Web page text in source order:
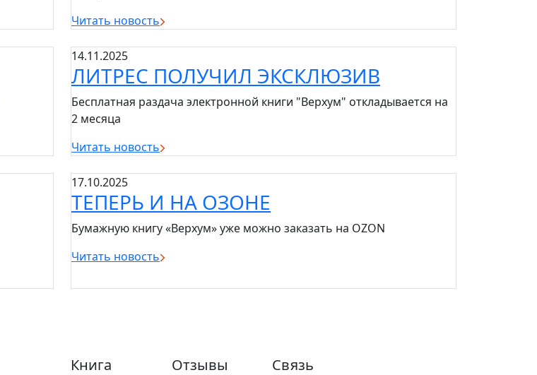
Читать новость
14.11.2025
ЛИТРЕС ПОЛУЧИЛ ЭКСКЛЮЗИВ
Бесплатная раздача электронной книги "Верхум" откладывается на
2 месяца
Читать новость
17.10.2025
ТЕПЕРЬ И НА ОЗОНЕ
Бумажную книгу «Верхум» уже можно заказать на OZON
Читать новость
Книга Отзывы Связь